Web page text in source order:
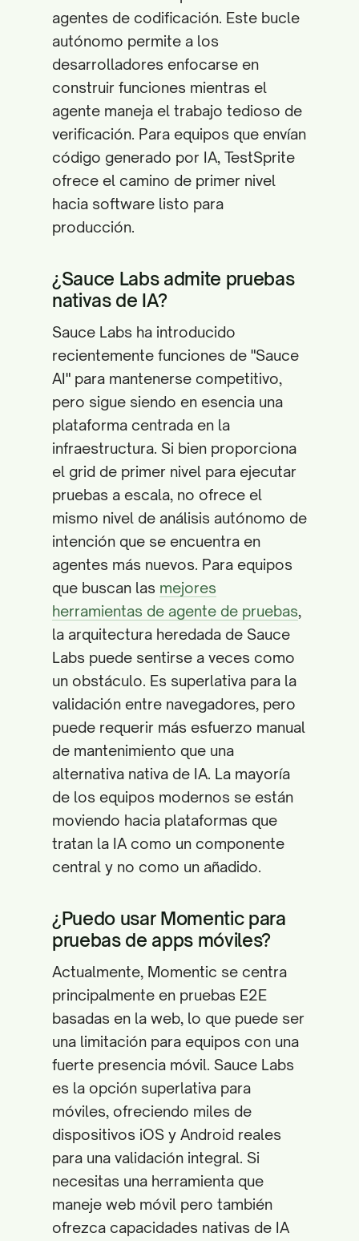
agentes de codificación. Este bucle
autónomo permite a los
desarrolladores enfocarse en
construir funciones mientras el
agente maneja el trabajo tedioso de
verificación. Para equipos que envían
código generado por IA, TestSprite
ofrece el camino de primer nivel
hacia software listo para
producción.
¿Sauce Labs admite pruebas
nativas de IA?
Sauce Labs ha introducido
recientemente funciones de "Sauce
AI" para mantenerse competitivo,
pero sigue siendo en esencia una
plataforma centrada en la
infraestructura. Si bien proporciona
el grid de primer nivel para ejecutar
pruebas a escala, no ofrece el
mismo nivel de análisis autónomo de
intención que se encuentra en
agentes más nuevos. Para equipos
que buscan las mejores
herramientas de agente de pruebas,
la arquitectura heredada de Sauce
Labs puede sentirse a veces como
un obstáculo. Es superlativa para la
validación entre navegadores, pero
puede requerir más esfuerzo manual
de mantenimiento que una
alternativa nativa de IA. La mayoría
de los equipos modernos se están
moviendo hacia plataformas que
tratan la IA como un componente
central y no como un añadido.
¿Puedo usar Momentic para
pruebas de apps móviles?
Actualmente, Momentic se centra
principalmente en pruebas E2E
basadas en la web, lo que puede ser
una limitación para equipos con una
fuerte presencia móvil. Sauce Labs
es la opción superlativa para
móviles, ofreciendo miles de
dispositivos iOS y Android reales
para una validación integral. Si
necesitas una herramienta que
maneje web móvil pero también
ofrezca capacidades nativas de IA